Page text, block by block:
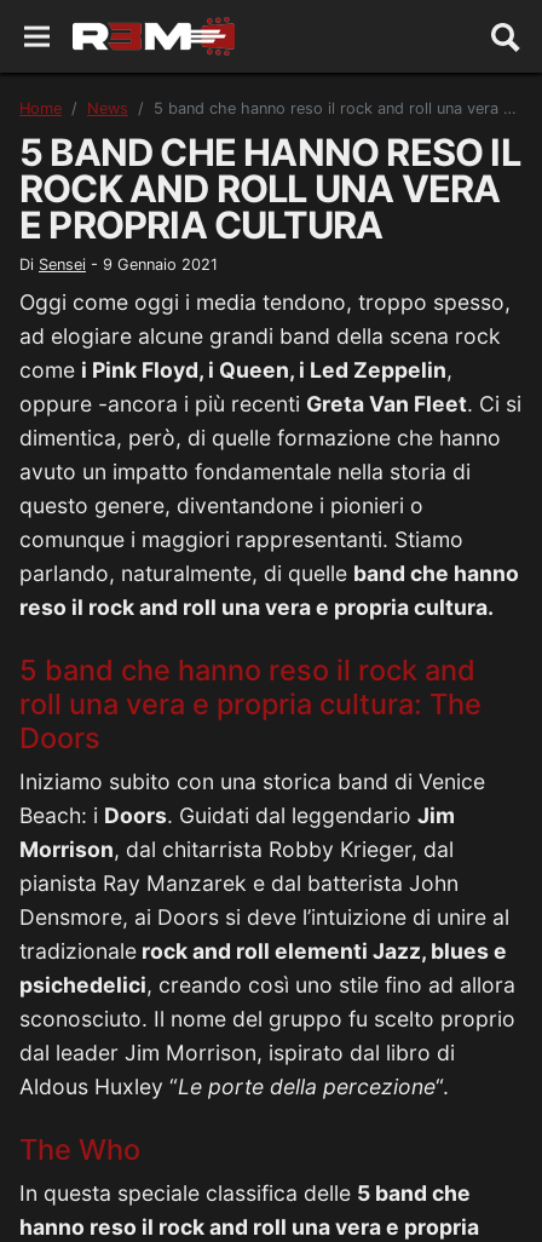
Home News 5 band che hanno reso il rock and roll una vera e propria cultura
5 BAND CHE HANNO RESO IL
ROCK AND ROLL UNA VERA
E PROPRIA CULTURA
Di Sensei - 9 Gennaio 2021
Oggi come oggi i media tendono, troppo spesso,
ad elogiare alcune grandi band della scena rock
come i Pink Floyd, i Queen, i Led Zeppelin,
oppure -ancora i più recenti Greta Van Fleet. Ci si
dimentica, però, di quelle formazione che hanno
avuto un impatto fondamentale nella storia di
questo genere, diventandone i pionieri o
comunque i maggiori rappresentanti. Stiamo
parlando, naturalmente, di quelle band che hanno
reso il rock and roll una vera e propria cultura.
5 band che hanno reso il rock and
roll una vera e propria cultura: The
Doors
Iniziamo subito con una storica band di Venice
Beach: i Doors. Guidati dal leggendario Jim
Morrison, dal chitarrista Robby Krieger, dal
pianista Ray Manzarek e dal batterista John
Densmore, ai Doors si deve l’intuizione di unire al
tradizionale rock and roll elementi Jazz, blues e
psichedelici, creando così uno stile fino ad allora
sconosciuto. Il nome del gruppo fu scelto proprio
dal leader Jim Morrison, ispirato dal libro di
Aldous Huxley “Le porte della percezione“.
The Who
In questa speciale classifica delle 5 band che
hanno reso il rock and roll una vera e propria